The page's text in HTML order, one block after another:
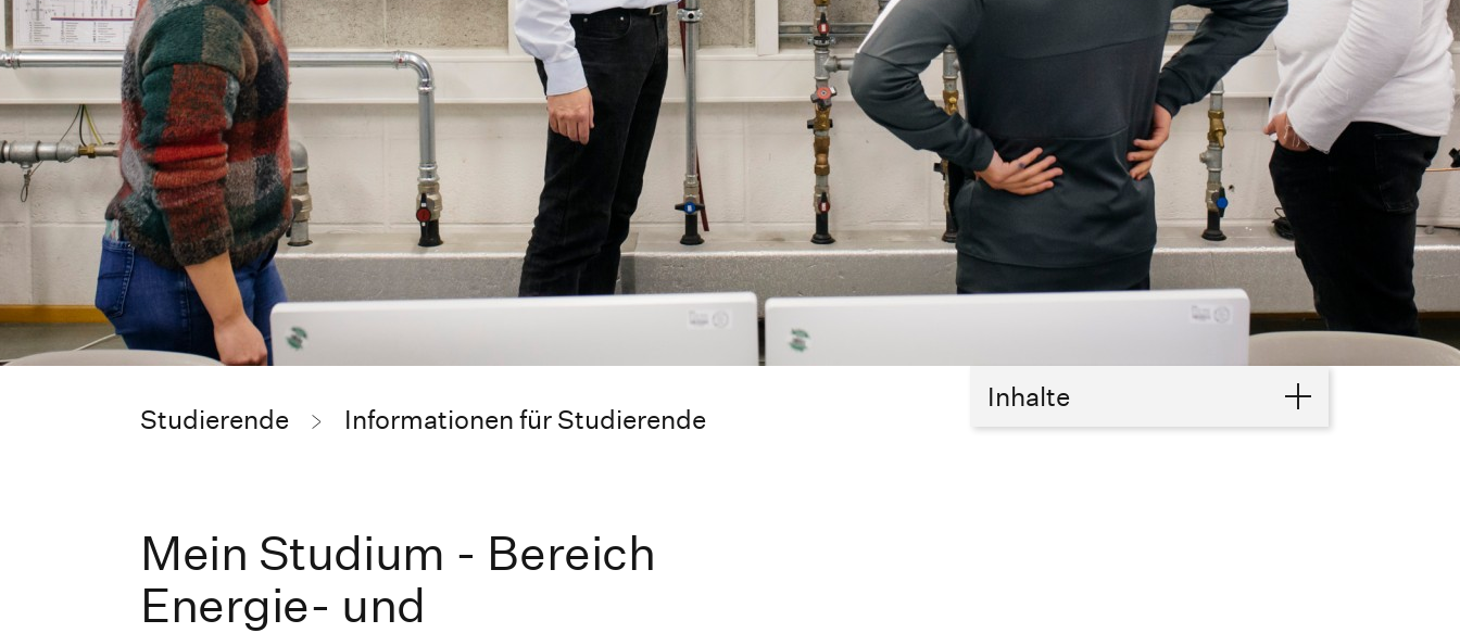
Studierende Informationen für Studierende
Inhalte
Mein Studium - Bereich
Energie- und